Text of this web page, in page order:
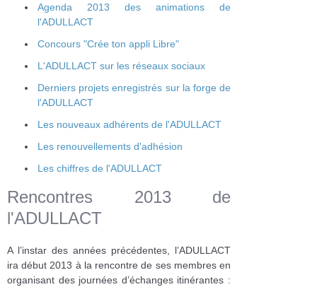
Agenda 2013 des animations de
l'ADULLACT
Concours "Crée ton appli Libre"
L'ADULLACT sur les réseaux sociaux
Derniers projets enregistrés sur la forge de
l'ADULLACT
Les nouveaux adhérents de l'ADULLACT
Les renouvellements d'adhésion
Les chiffres de l'ADULLACT
Rencontres 2013 de
l'ADULLACT
A l’instar des années précédentes, l’ADULLACT
ira début 2013 à la rencontre de ses membres en
organisant des journées d’échanges itinérantes :